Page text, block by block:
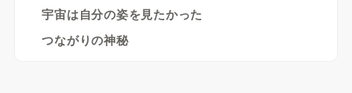
宇宙は自分の姿を見たかった
つながりの神秘